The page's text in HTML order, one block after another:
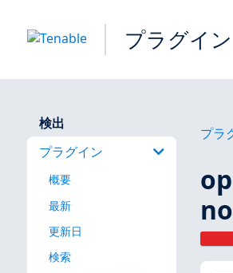
プラグイン
検出
プラグイン
概要
最新
更新日
検索
プラ